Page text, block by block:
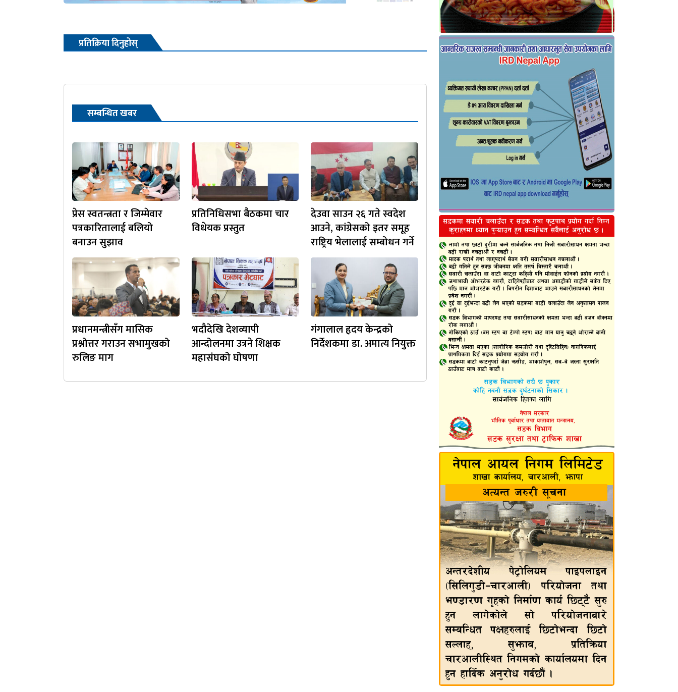
प्रतिक्रिया दिनुहोस्
सम्बन्धित खबर
प्रेस स्वतन्त्रता र जिम्मेवार
पत्रकारितालाई बलियो
बनाउन सुझाव
प्रतिनिधिसभा बैठकमा चार
विधेयक प्रस्तुत
देउवा साउन २६ गते स्वदेश
आउने, कांग्रेसको इतर समूह
राष्ट्रिय भेलालाई सम्बोधन गर्ने
प्रधानमन्त्रीसँग मासिक
प्रश्नोत्तर गराउन सभामुखको
रुलिङ माग
भदौदेखि देशव्यापी
आन्दोलनमा उत्रने शिक्षक
महासंघको घोषणा
गंगालाल हृदय केन्द्रको
निर्देशकमा डा. अमात्य नियुक्त